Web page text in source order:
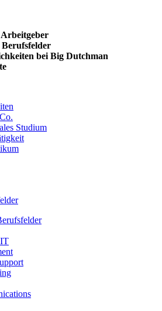
bei Big Dutchman
Studium